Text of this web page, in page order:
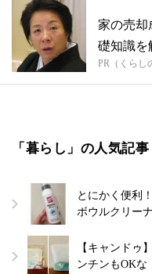
家の売却
礎知識を
PR（くらし
「暮らし」の人気記事
とにかく便利
ボウルクリー
【キャンドゥ
ンチンもOK